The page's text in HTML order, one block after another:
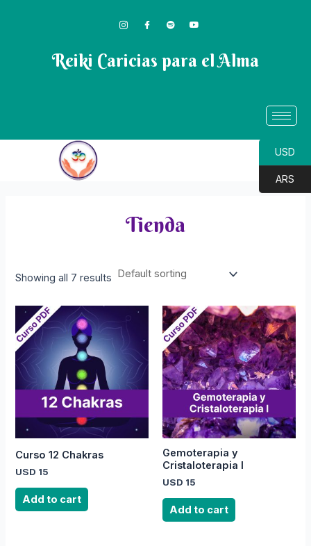
Reiki Caricias para el Alma
Tienda
Showing all 7 results
Curso 12 Chakras
USD 15
Add to cart
Gemoterapia y
Cristaloterapia I
USD 15
Add to cart
USD
ARS